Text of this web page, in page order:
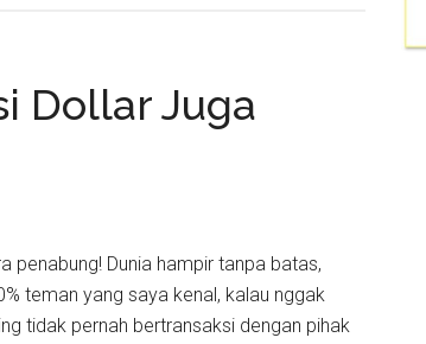
Dollar Juga
Dunia hampir tanpa batas,
teman yang saya kenal, kalau nggak
tidak pernah bertransaksi dengan pihak